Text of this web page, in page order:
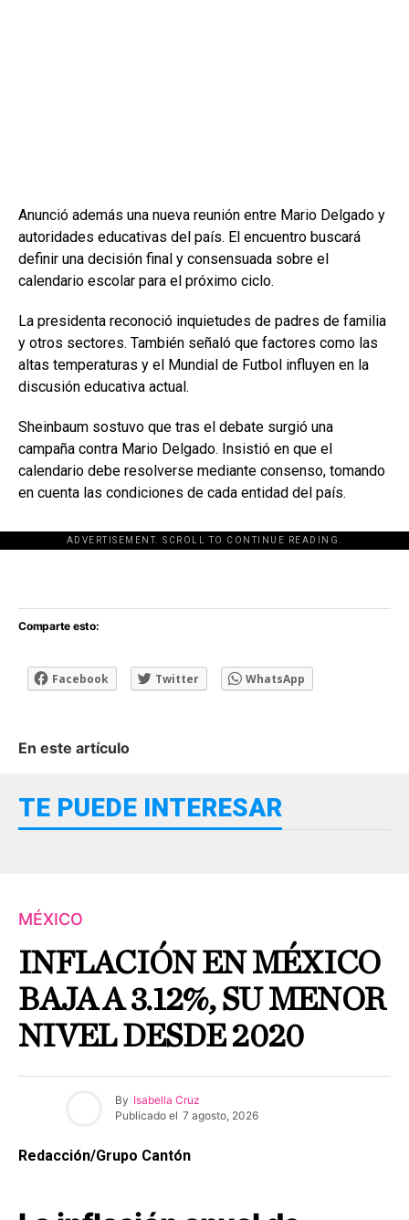
Anunció además una nueva reunión entre Mario Delgado y
autoridades educativas del país. El encuentro buscará
definir una decisión final y consensuada sobre el
calendario escolar para el próximo ciclo.
La presidenta reconoció inquietudes de padres de familia
y otros sectores. También señaló que factores como las
altas temperaturas y el Mundial de Futbol influyen en la
discusión educativa actual.
Sheinbaum sostuvo que tras el debate surgió una
campaña contra Mario Delgado. Insistió en que el
calendario debe resolverse mediante consenso, tomando
en cuenta las condiciones de cada entidad del país.
ADVERTISEMENT. SCROLL TO CONTINUE READING.
[adsforwp id="243463"]
Comparte esto:
Facebook Twitter WhatsApp
En este artículo
TE PUEDE INTERESAR
MÉXICO
INFLACIÓN EN MÉXICO
BAJA A 3.12%, SU MENOR
NIVEL DESDE 2020
By Isabella Cruz
Publicado el 7 agosto, 2026
Redacción/Grupo Cantón